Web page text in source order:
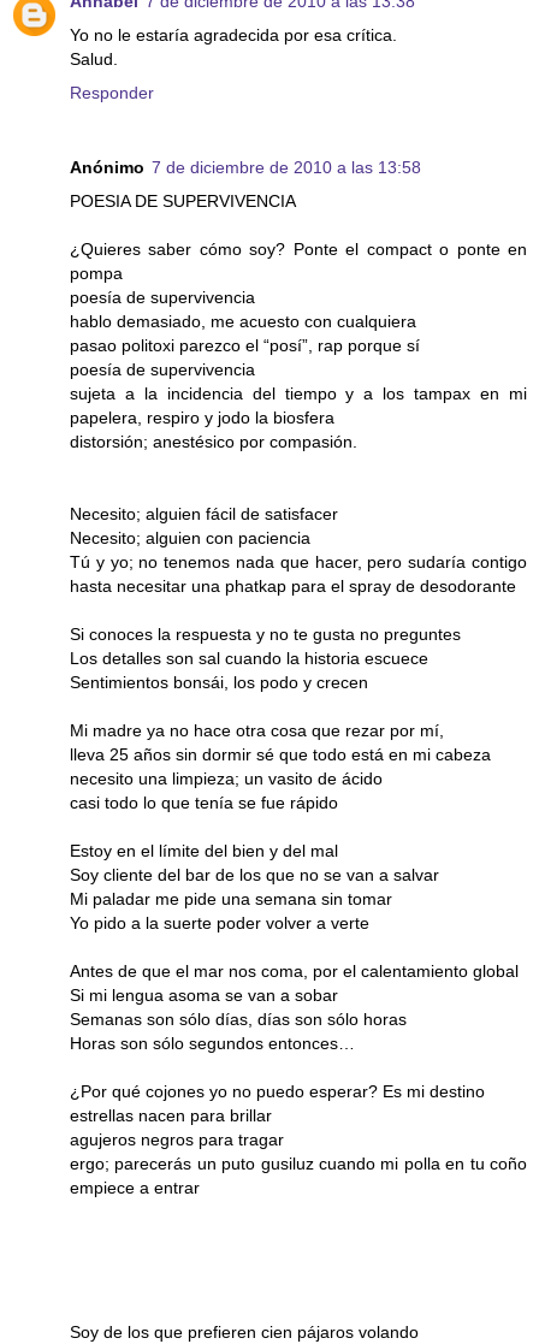
Yo no le estaría agradecida por esa crítica.
Salud.
Responder
Anónimo 7 de diciembre de 2010 a las 13:58
POESIA DE SUPERVIVENCIA
¿Quieres saber cómo soy? Ponte el compact o ponte en
pompa
poesía de supervivencia
hablo demasiado, me acuesto con cualquiera
pasao politoxi parezco el “posí”, rap porque sí
poesía de supervivencia
sujeta a la incidencia del tiempo y a los tampax en mi
papelera, respiro y jodo la biosfera
distorsión; anestésico por compasión.
Necesito; alguien fácil de satisfacer
Necesito; alguien con paciencia
Tú y yo; no tenemos nada que hacer, pero sudaría contigo
hasta necesitar una phatkap para el spray de desodorante
Si conoces la respuesta y no te gusta no preguntes
Los detalles son sal cuando la historia escuece
Sentimientos bonsái, los podo y crecen
Mi madre ya no hace otra cosa que rezar por mí,
lleva 25 años sin dormir sé que todo está en mi cabeza
necesito una limpieza; un vasito de ácido
casi todo lo que tenía se fue rápido
Estoy en el límite del bien y del mal
Soy cliente del bar de los que no se van a salvar
Mi paladar me pide una semana sin tomar
Yo pido a la suerte poder volver a verte
Antes de que el mar nos coma, por el calentamiento global
Si mi lengua asoma se van a sobar
Semanas son sólo días, días son sólo horas
Horas son sólo segundos entonces…
¿Por qué cojones yo no puedo esperar? Es mi destino
estrellas nacen para brillar
agujeros negros para tragar
ergo; parecerás un puto gusiluz cuando mi polla en tu coño
empiece a entrar
Soy de los que prefieren cien pájaros volando